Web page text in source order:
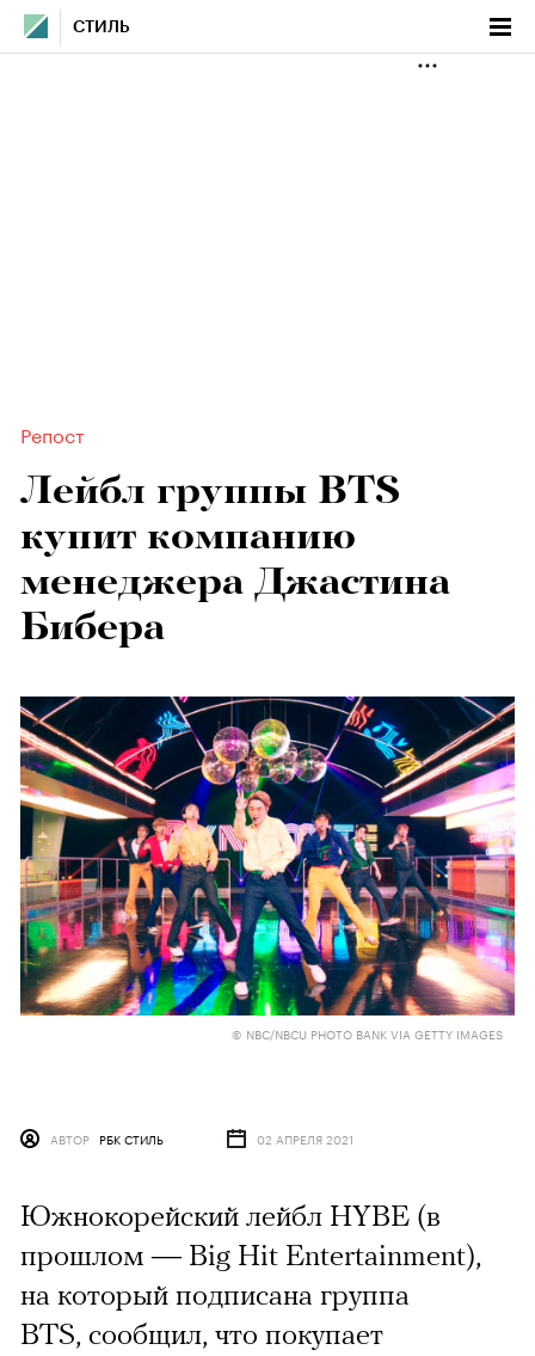
СТИЛЬ
Репост
Лейбл группы BTS
купит компанию
менеджера Джастина
Бибера
© NBC/NBCU PHOTO BANK VIA GETTY IMAGES
АВТОР РБК СТИЛЬ 02 АПРЕЛЯ 2021
Южнокорейский лейбл HYBE (в
прошлом — Big Hit Entertainment),
на который подписана группа
BTS, сообщил, что покупает